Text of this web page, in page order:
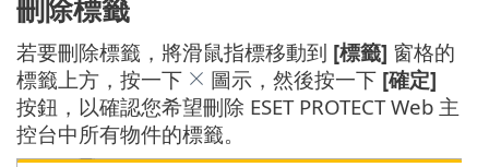
刪除標籤
若要刪除標籤，將滑鼠指標移動到 [標籤] 窗格的
標籤上方，按一下
圖示，然後按一下 [確定]
按鈕，以確認您希望刪除 ESET PROTECT Web 主
控台中所有物件的標籤。